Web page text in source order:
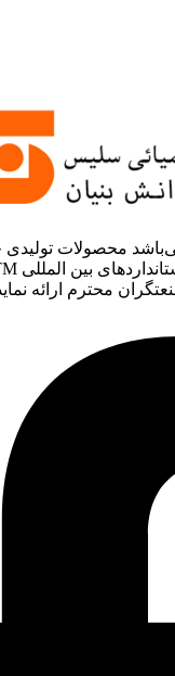
محصولات تولیدی
محترم ارائه